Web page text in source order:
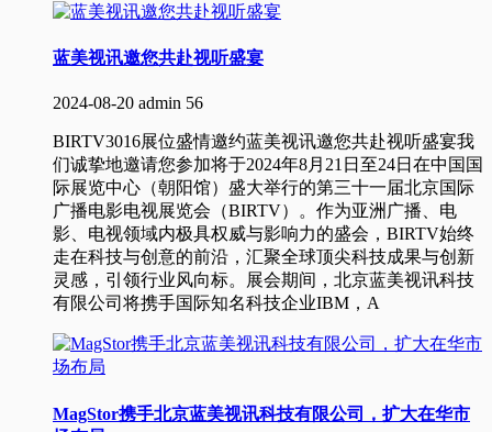
蓝美视讯邀您共赴视听盛宴
2024-08-20 admin 56
BIRTV3016展位盛情邀约蓝美视讯邀您共赴视听盛宴我
们诚挚地邀请您参加将于2024年8月21日至24日在中国国
际展览中心（朝阳馆）盛大举行的第三十一届北京国际
广播电影电视展览会（BIRTV）。作为亚洲广播、电
影、电视领域内极具权威与影响力的盛会，BIRTV始终
走在科技与创意的前沿，汇聚全球顶尖科技成果与创新
灵感，引领行业风向标。展会期间，北京蓝美视讯科技
有限公司将携手国际知名科技企业IBM，A
MagStor携手北京蓝美视讯科技有限公司，扩大在华市